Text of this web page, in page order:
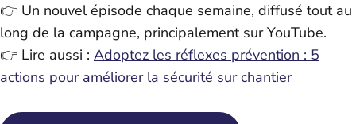
👉 Un nouvel épisode chaque semaine, diffusé tout au
long de la campagne, principalement sur YouTube.
👉 Lire aussi : Adoptez les réflexes prévention : 5
actions pour améliorer la sécurité sur chantier